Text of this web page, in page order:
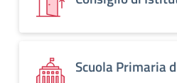
Scuola Primaria